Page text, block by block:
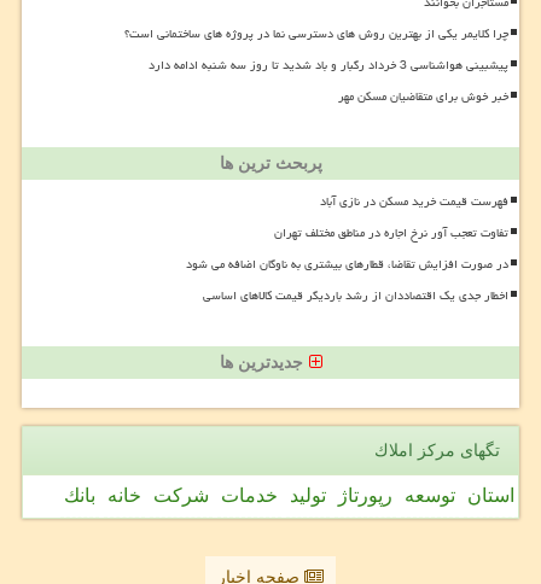
چرا کلایمر یکی از بهترین روش های دسترسی نما در پروژه های ساختمانی است؟
پیشبینی هواشناسی 3 خرداد رگبار و باد شدید تا روز سه شنبه ادامه دارد
خبر خوش برای متقاضیان مسکن مهر
پربحث ترین ها
فهرست قیمت خرید مسکن در نازی آباد
تفاوت تعجب آور نرخ اجاره در مناطق مختلف تهران
در صورت افزایش تقاضا، قطارهای بیشتری به ناوگان اضافه می شود
اخطار جدی یک اقتصاددان از رشد باردیگر قیمت کالاهای اساسی
جدیدترین ها
تگهای مركز املاك
استان توسعه رپورتاژ تولید خدمات شركت خانه بانك
صفحه اخبار